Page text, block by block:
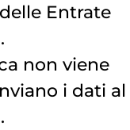
Entrate
non viene
i dati al